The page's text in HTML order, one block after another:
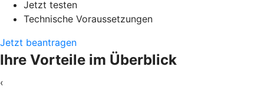
Jetzt testen
Technische Voraussetzungen
Jetzt beantragen
Ihre Vorteile im Überblick
‹